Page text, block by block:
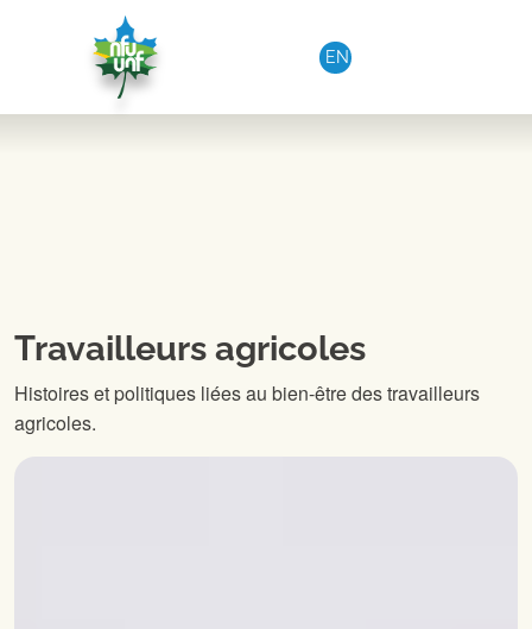
Aller au contenu
EN
Travailleurs agricoles
Histoires et politiques liées au bien-être des travailleurs
agricoles.